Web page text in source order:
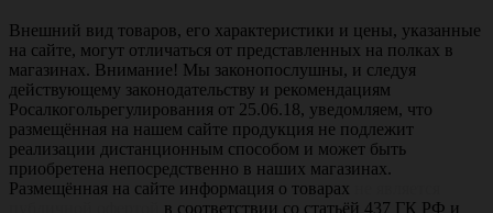
Внешний вид товаров, его характеристики и цены, указанные
на сайте, могут отличаться от представленных на полках в
магазинах. Внимание! Мы законопослушны, и следуя
действующему законодательству и рекомендациям
Росалкогольрегулирования от 25.06.18, уведомляем, что
размещённая на нашем сайте продукция не подлежит
реализации дистанционным способом и может быть
приобретена непосредственно в наших магазинах.
Размещённая на сайте информация о товарах
в соответствии со статьёй 437 ГК РФ и